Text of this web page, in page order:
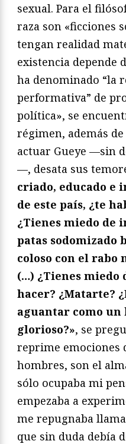
sexual. Para el
raza son «ficciones
tengan realidad
existencia depende
ha denominado “la
performativa” de
política», se
régimen, además
actuar Gueye —sin
—, desata sus
criado, educado
de este país, ¿te
¿Tienes miedo de
patas
coloso con el rabo
(…) ¿Tienes miedo
hacer? ¿Matarte?
aguantar como un
glorioso?», se
reprime emociones
hombres, son el
sólo ocupaba mi
empezaba a
me repugnaba
que sin duda debía